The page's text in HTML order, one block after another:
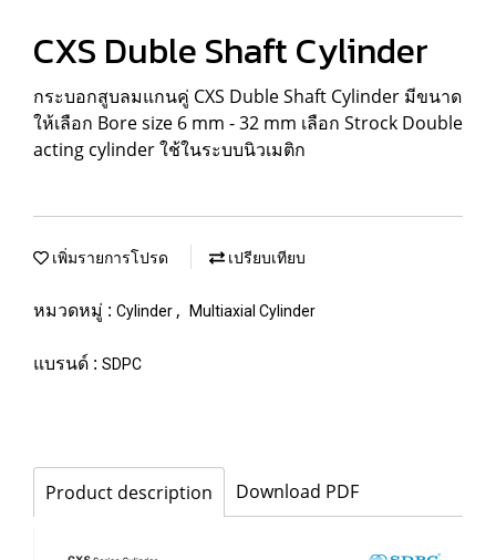
CXS Duble Shaft Cylinder
กระบอกสูบลมแกนคู่ CXS Duble Shaft Cylinder มีขนาด
ให้เลือก Bore size 6 mm - 32 mm เลือก Strock Double
acting cylinder ใช้ในระบบนิวเมติก
เพิ่มรายการโปรด เปรียบเทียบ
หมวดหมู่ : Cylinder , Multiaxial Cylinder
แบรนด์ : SDPC
Product description Download PDF